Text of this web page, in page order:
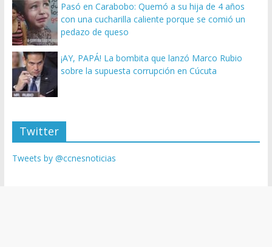
Pasó en Carabobo: Quemó a su hija de 4 años
con una cucharilla caliente porque se comió un
pedazo de queso
¡AY, PAPÁ! La bombita que lanzó Marco Rubio
sobre la supuesta corrupción en Cúcuta
Twitter
Tweets by @ccnesnoticias